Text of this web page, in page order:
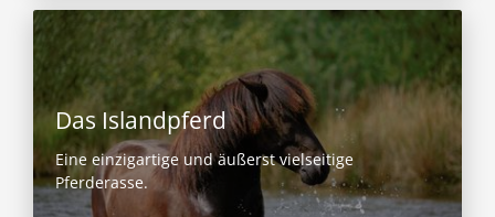
Das Islandpferd
Eine einzigartige und äußerst vielseitige
Pferderasse.